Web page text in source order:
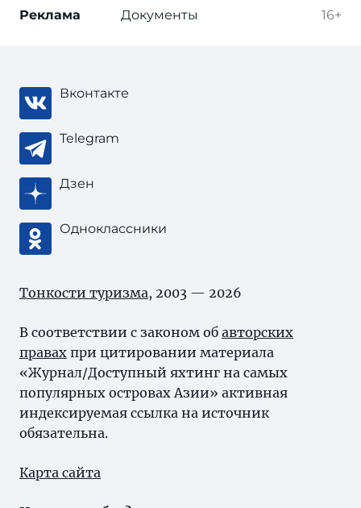
16+
Реклама Документы
Вконтакте
Telegram
Дзен
Одноклассники
Тонкости туризма, 2003 — 2026
В соответствии с законом об авторских
правах при цитировании материала
«Журнал/Доступный яхтинг на самых
популярных островах Азии» активная
индексируемая ссылка на источник
обязательна.
Карта сайта